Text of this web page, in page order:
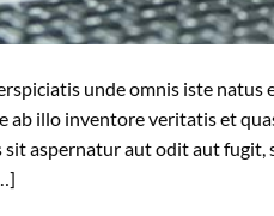
unde omnis iste
ab illo inventore veritatis et
aspernatur aut odit aut fugit,